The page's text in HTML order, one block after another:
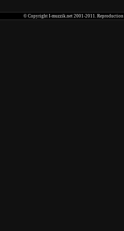
© Copyright I-muzzik.net 2001-2011. Reproduction